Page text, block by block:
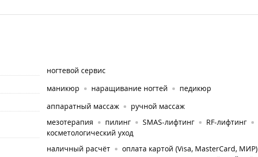
ногтевой сервис
маникюр наращивание ногтей
педикюр
аппаратный массаж ручной массаж
мезотерапия пилинг SMAS-лифтинг RF-лифтинг
косметологический уход
наличный расчёт оплата картой (Visa, MasterCard, МИР)